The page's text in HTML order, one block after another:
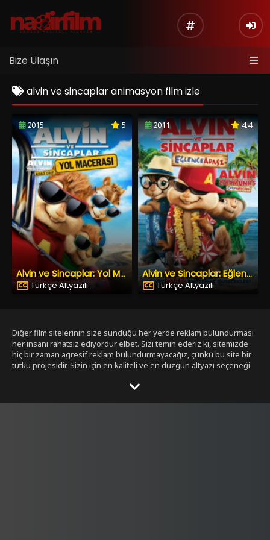
Bize Ulaşın
alvin ve sincaplar animasyon film izle
2015 5
Alvin ve Sincaplar: Yol Macerası
Türkçe Altyazılı
2011 4.4
Alvin ve Sincaplar: Eğlence Adası
Türkçe Altyazılı
Diğer film sitelerinin size sunduğu her yerde reklam bulundurması
her insanı rahatsız ediyordur elbet. Sizi temin ederiz ki, sitemizde
hiç bir zaman agresif reklam bulundurmayacağız, çünkü bu site bir
tutku projesidir. Sizin için en kaliteli ve en düzgün altyazı seçeneği